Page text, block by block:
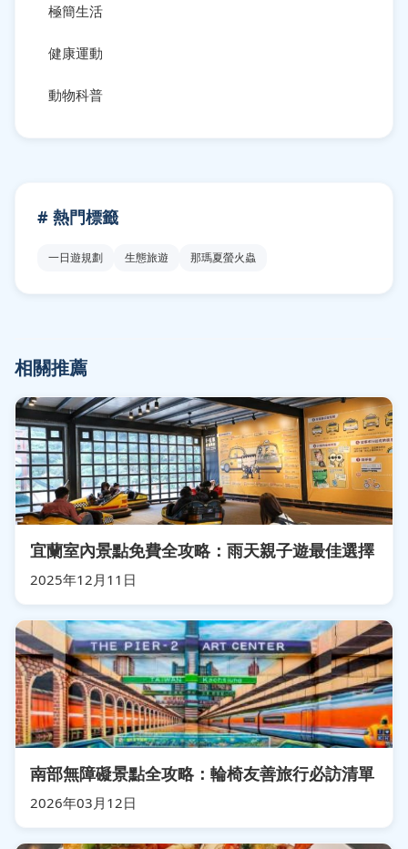
極簡生活
健康運動
動物科普
# 熱門標籤
一日遊規劃 生態旅遊 那瑪夏螢火蟲
相關推薦
宜蘭室內景點免費全攻略：雨天親子遊最佳選擇
2025年12月11日
南部無障礙景點全攻略：輪椅友善旅行必訪清單
2026年03月12日